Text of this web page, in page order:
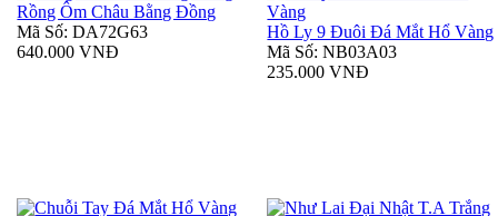
Rồng Ôm Châu Bằng Đồng
Mã Số: DA72G63
640.000 VNĐ
Hồ Ly 9 Đuôi Đá Mắt Hổ Vàng
Mã Số: NB03A03
235.000 VNĐ